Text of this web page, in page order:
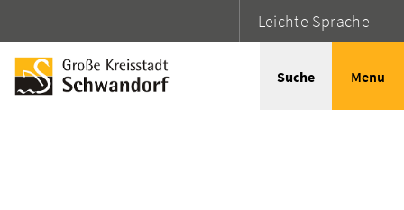
Leichte Sprache
Suche Menu